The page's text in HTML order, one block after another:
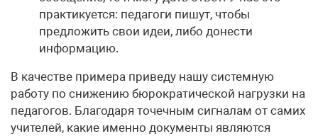
практикуется: педагоги пишут, чтобы
предложить свои идеи, либо донести
информацию.
В качестве примера приведу нашу системную
работу по снижению бюрократической нагрузки на
педагогов. Благодаря точечным сигналам от самих
учителей, какие именно документы являются